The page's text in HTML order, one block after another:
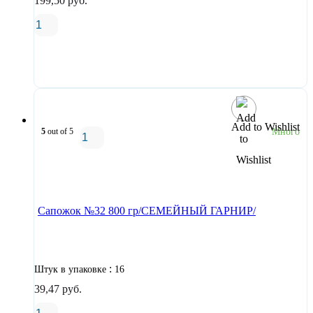
Add to Wishlist
5 out of 5 Много
Сапожок №32 800 гр/СЕМЕЙНЫЙ ГАРНИР/
Штук в упаковке : 16
39,47 руб.